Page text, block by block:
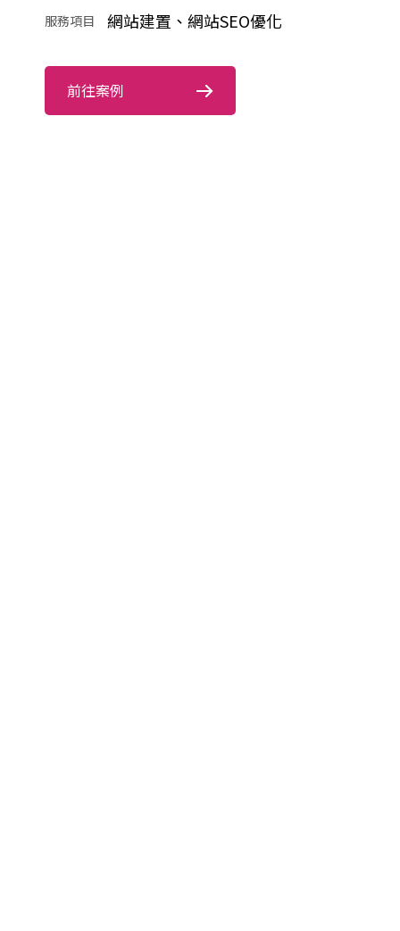
服務項目 網站建置、網站SEO優化
前往案例